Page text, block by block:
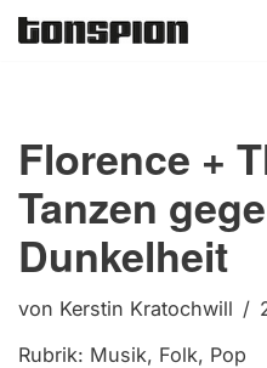
Florence +
Tanzen
Dunkelheit
von Kerstin Kratochwill
Rubrik: Musik, Folk, Pop